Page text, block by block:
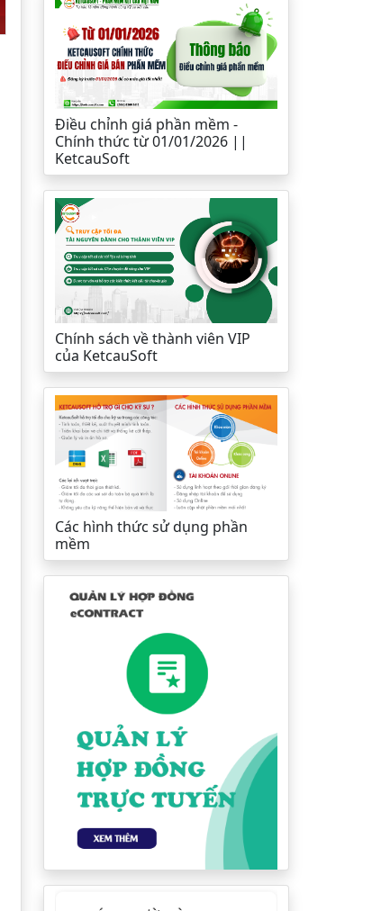
Điều chỉnh giá phần mềm -
Chính thức từ 01/01/2026 ||
KetcauSoft
Chính sách về thành viên VIP
của KetcauSoft
Các hình thức sử dụng phần
mềm